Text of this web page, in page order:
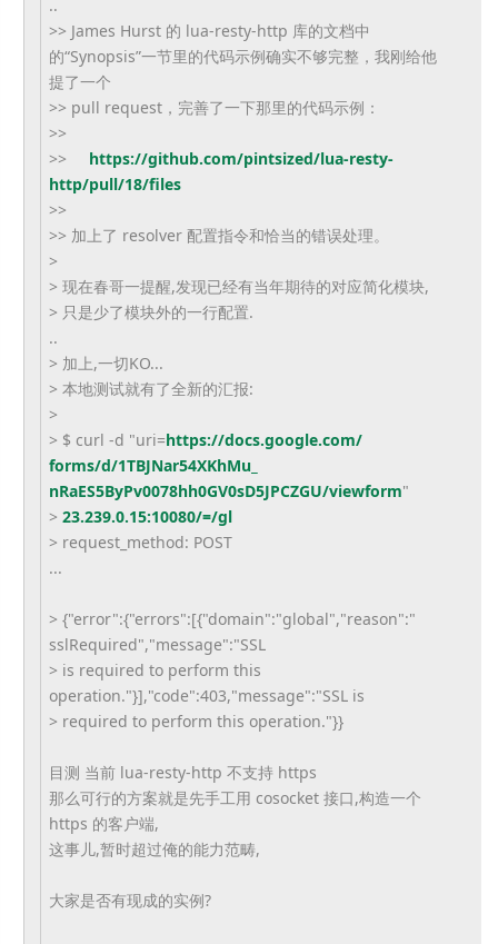
..
>> James Hurst 的 lua-resty-http 库的文档中
的“Synopsis”一节里的代码示例确实不够完整，我刚给他
提了一个
>> pull request，完善了一下那里的代码示例：
>>
>> https://github.com/pintsized/lua-resty-
http/pull/18/files
>>
>> 加上了 resolver 配置指令和恰当的错误处理。
>
> 现在春哥一提醒,发现已经有当年期待的对应简化模块,
> 只是少了模块外的一行配置.
..
> 加上,一切KO...
> 本地测试就有了全新的汇报:
>
> $ curl -d "uri=https://docs.google.com/
forms/d/1TBJNar54XKhMu_
nRaES5ByPv0078hh0GV0sD5JPCZGU/viewform"
> 23.239.0.15:10080/=/gl
> request_method: POST
...
> {"error":{"errors":[{"domain":"global","reason":"
sslRequired","message":"SSL
> is required to perform this
operation."}],"code":403,"message":"SSL is
> required to perform this operation."}}
目测 当前 lua-resty-http 不支持 https
那么可行的方案就是先手工用 cosocket 接口,构造一个
https 的客户端,
这事儿,暂时超过俺的能力范畴,
大家是否有现成的实例?